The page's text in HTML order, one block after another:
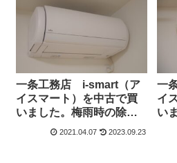
一条工務店 i-smart（ア
イスマート）を中古で買
いました。梅雨時の除湿
はエアコンで。効率的な
2021.04.07 2023.09.23
一
イ
い
高